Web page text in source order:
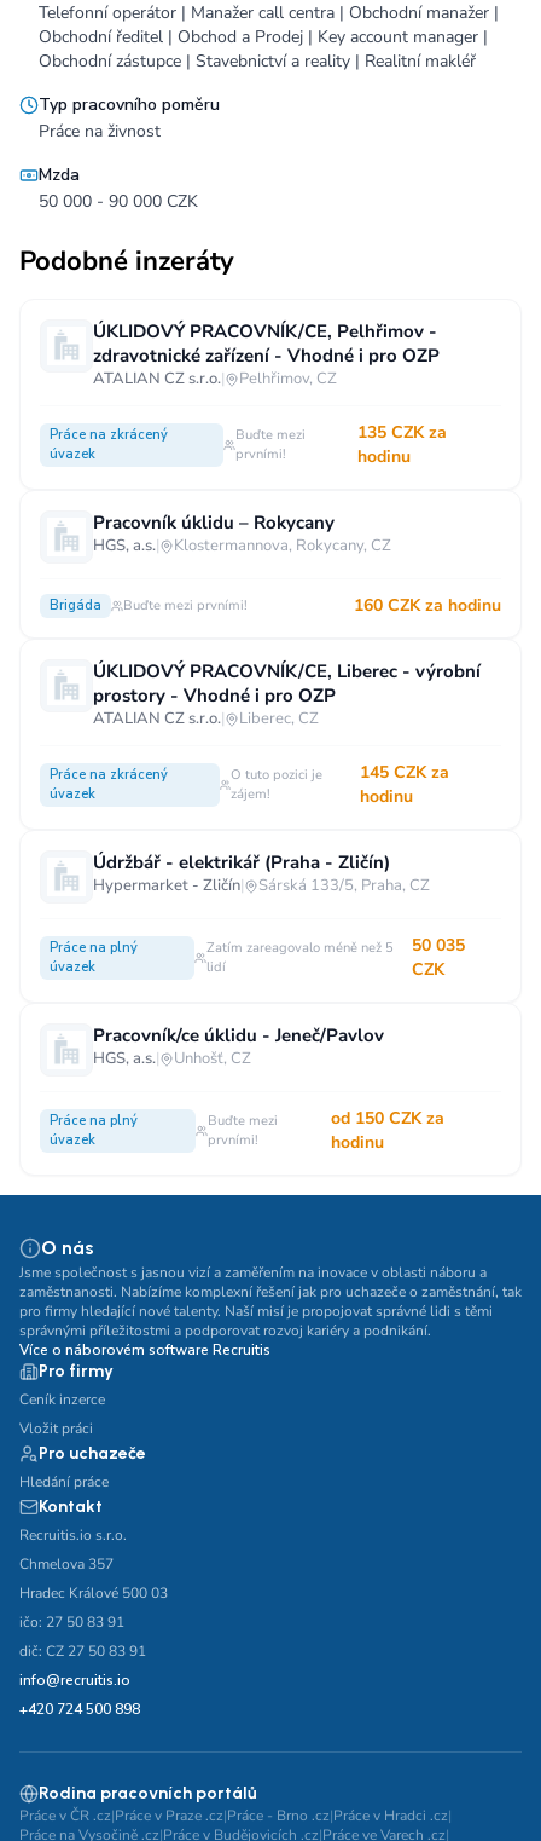
Telefonní operátor | Manažer call centra | Obchodní manažer |
Obchodní ředitel | Obchod a Prodej | Key account manager |
Obchodní zástupce | Stavebnictví a reality | Realitní makléř
Typ pracovního poměru
Práce na živnost
Mzda
50 000 - 90 000 CZK
Podobné inzeráty
ÚKLIDOVÝ PRACOVNÍK/CE, Pelhřimov -
zdravotnické zařízení - Vhodné i pro OZP
ATALIAN CZ s.r.o.| Pelhřimov, CZ
Práce na zkrácený
úvazek
Buďte mezi
prvními!
135 CZK za
hodinu
Pracovník úklidu – Rokycany
HGS, a.s.| Klostermannova, Rokycany, CZ
Brigáda Buďte mezi prvními! 160 CZK za hodinu
ÚKLIDOVÝ PRACOVNÍK/CE, Liberec - výrobní
prostory - Vhodné i pro OZP
ATALIAN CZ s.r.o.| Liberec, CZ
Práce na zkrácený
úvazek
O tuto pozici je
zájem!
145 CZK za
hodinu
Údržbář - elektrikář (Praha - Zličín)
Hypermarket - Zličín| Sárská 133/5, Praha, CZ
Práce na plný
úvazek
Zatím zareagovalo méně než 5
lidí
50 035
CZK
Pracovník/ce úklidu - Jeneč/Pavlov
HGS, a.s.| Unhošť, CZ
Práce na plný
úvazek
Buďte mezi
prvními!
od 150 CZK za
hodinu
O nás
Jsme společnost s jasnou vizí a zaměřením na inovace v oblasti náboru a
zaměstnanosti. Nabízíme komplexní řešení jak pro uchazeče o zaměstnání, tak
pro firmy hledající nové talenty. Naší misí je propojovat správné lidi s těmi
správnými příležitostmi a podporovat rozvoj kariéry a podnikání.
Více o náborovém software Recruitis
Pro firmy
Ceník inzerce
Vložit práci
Pro uchazeče
Hledání práce
Kontakt
Recruitis.io s.r.o.
Chmelova 357
Hradec Králové 500 03
ičo: 27 50 83 91
dič: CZ 27 50 83 91
info@recruitis.io
+420 724 500 898
Rodina pracovních portálů
Práce v ČR .cz|Práce v Praze .cz|Práce - Brno .cz|Práce v Hradci .cz|
Práce na Vysočině .cz|Práce v Budějovicích .cz|Práce ve Varech .cz|